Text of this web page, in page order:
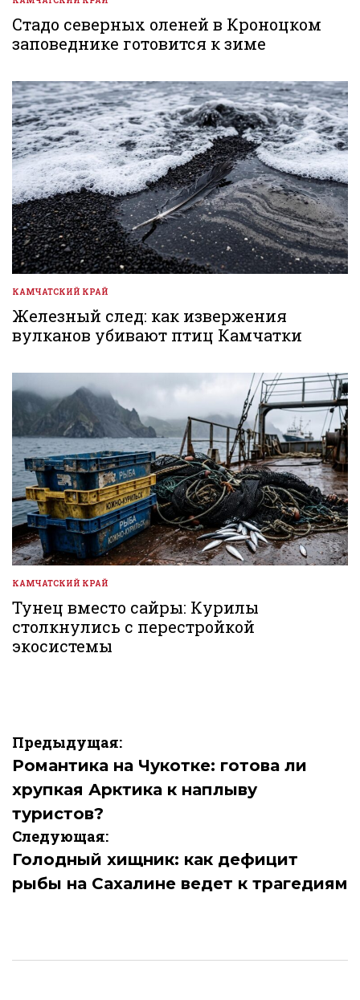
ОПУБЛИКОВАНО
В
Стадо северных оленей в Кроноцком
заповеднике готовится к зиме
ОПУБЛИКОВАНО
В
КАМЧАТСКИЙ КРАЙ
Железный след: как извержения
вулканов убивают птиц Камчатки
ОПУБЛИКОВАНО
В
КАМЧАТСКИЙ КРАЙ
Тунец вместо сайры: Курилы
столкнулись с перестройкой
экосистемы
Навигация
по
записям
Предыдущая:
Романтика на Чукотке: готова ли
хрупкая Арктика к наплыву
туристов?
Следующая:
Голодный хищник: как дефицит
рыбы на Сахалине ведет к трагедиям